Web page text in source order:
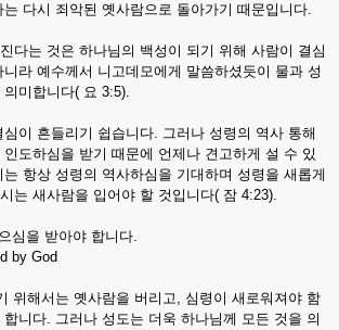
다시 죄악된 옛사람으로 돌아가기 때문입니다.
다는 것은 하나님의 백성이 되기 위해 사람이 결심
라 예수께서 니고데모에게 말씀하셨듯이 물과 성
의미합니다( 요 3:5).
이 흔들리기 쉽습니다. 그러나 성령의 역사 통해
도하심을 받기 때문에 언제나 견고하게 설 수 있
항상 성령의 역사하심을 기대하며 성령을 새롭게
는 새사람을 입어야 할 것입니다( 잠 4:23).
심을 받아야 합니다.
by God
위해서는 옛사람을 버리고, 심령이 새로워져야 함
니다. 그러나 성도는 더욱 하나님께 모든 것을 의